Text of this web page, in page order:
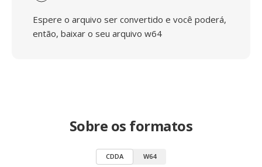
Espere o arquivo ser convertido e você poderá,
então, baixar o seu arquivo w64
Sobre os formatos
CDDA W64